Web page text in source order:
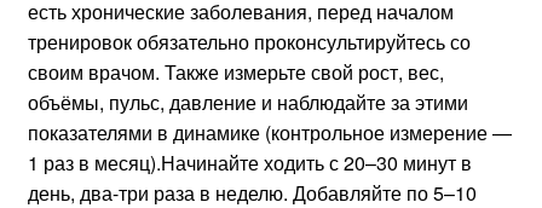
есть хронические заболевания, перед началом
тренировок обязательно проконсультируйтесь со
своим врачом. Также измерьте свой рост, вес,
объёмы, пульс, давление и наблюдайте за этими
показателями в динамике (контрольное измерение —
1 раз в месяц).Начинайте ходить с 20–30 минут в
день, два-три раза в неделю. Добавляйте по 5–10